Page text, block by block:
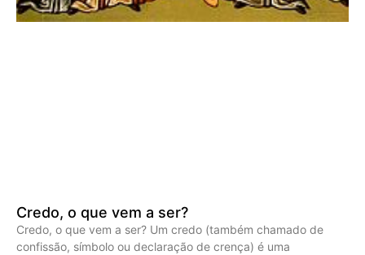
Credo, o que vem a ser?
Credo, o que vem a ser? Um credo (também chamado de
confissão, símbolo ou declaração de crença) é uma